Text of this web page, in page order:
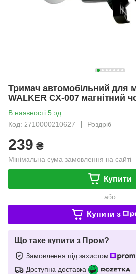
Тримач автомобільний для
WALKER CX-007 магнітний
В наявності 5 од.
Код: 2710000210627
Роздріб
239 ₴
Мінімальна сума замовлення на
Купити
або
Купити з
Що таке купити з Пром?
Замовлення під захистом
Доступна доставка